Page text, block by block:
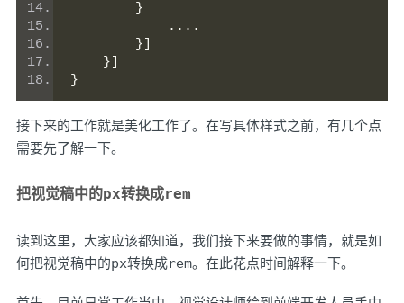
}
....
}]
}]
}
接下来的工作就是美化工作了。在写具体样式之前，有几个点
需要先了解一下。
把视觉稿中的px转换成rem
读到这里，大家应该都知道，我们接下来要做的事情，就是如
何把视觉稿中的px转换成rem。在此花点时间解释一下。